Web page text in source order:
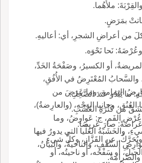
أو الكسيرُ، وصَفْحَةُ الخَدِّ،
والسَّحابُ المُعْتَرِضُ في الأُفُقِ،
والجبلُ، ومنه: عارِضُ اليمامةِ، وما عَرَضَ من
العُنُقِ، وجانِبا الوَجْهِ، (والعارِضةُ)،
والسِنُّ التي في عُرْضِ الفَمِ، ج: عَوارِضُ، وما
والخَشَبَةُ العُلْيا التي يدورُ فيها
السَّقْفِ، والناحيةُ، والبيانُ،
والصَّرامَةُ.
ما يَبْدُو عندَ الضَّحِكِ.
عن القَزَّازِ، وكلُّ شيءٍ
أو سَفْحُه، أو ناحيتُه، أو